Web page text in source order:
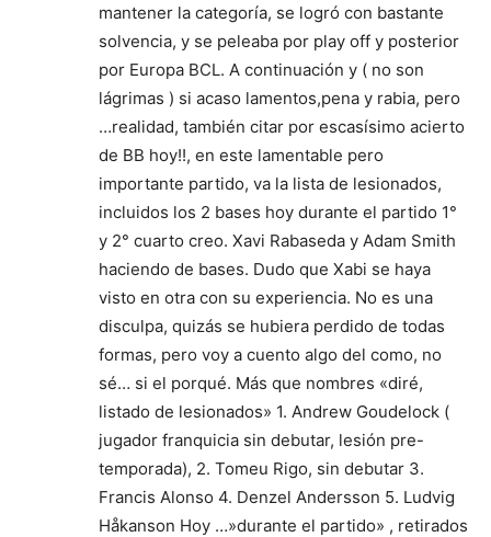
mantener la categoría, se logró con bastante
solvencia, y se peleaba por play off y posterior
por Europa BCL. A continuación y ( no son
lágrimas ) si acaso lamentos,pena y rabia, pero
…realidad, también citar por escasísimo acierto
de BB hoy!!, en este lamentable pero
importante partido, va la lista de lesionados,
incluidos los 2 bases hoy durante el partido 1°
y 2° cuarto creo. Xavi Rabaseda y Adam Smith
haciendo de bases. Dudo que Xabi se haya
visto en otra con su experiencia. No es una
disculpa, quizás se hubiera perdido de todas
formas, pero voy a cuento algo del como, no
sé… si el porqué. Más que nombres «diré,
listado de lesionados» 1. Andrew Goudelock (
jugador franquicia sin debutar, lesión pre-
temporada), 2. Tomeu Rigo, sin debutar 3.
Francis Alonso 4. Denzel Andersson 5. Ludvig
Håkanson Hoy …»durante el partido» , retirados